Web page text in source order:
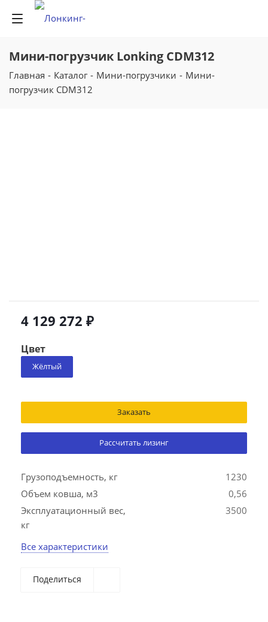
Мини-погрузчик Lonking CDM312
Главная - Каталог - Мини-погрузчики - Мини-
погрузчик CDM312
4 129 272 ₽
Цвет
Жёлтый
Заказать
Рассчитать лизинг
Грузоподъемность, кг
1230
Объем ковша, м3
0,56
Эксплуатационный вес,
кг
3500
Все характеристики
Поделиться